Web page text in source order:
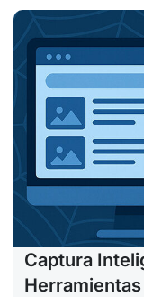
Captura